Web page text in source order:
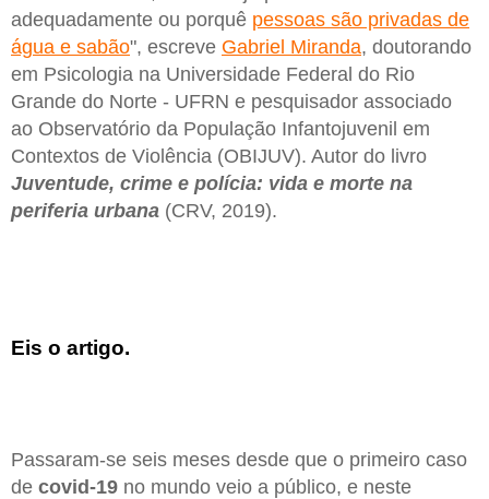
adequadamente ou porquê pessoas são privadas de
água e sabão", escreve Gabriel Miranda, doutorando
em Psicologia na Universidade Federal do Rio
Grande do Norte - UFRN e pesquisador associado
ao Observatório da População Infantojuvenil em
Contextos de Violência (OBIJUV). Autor do livro
Juventude, crime e polícia: vida e morte na
periferia urbana (CRV, 2019).
Eis o artigo.
Passaram-se seis meses desde que o primeiro caso
de covid-19 no mundo veio a público, e neste